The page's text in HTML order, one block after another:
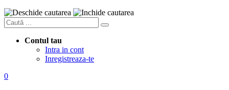
Contul tau
Intra in cont
Inregistreaza-te
0